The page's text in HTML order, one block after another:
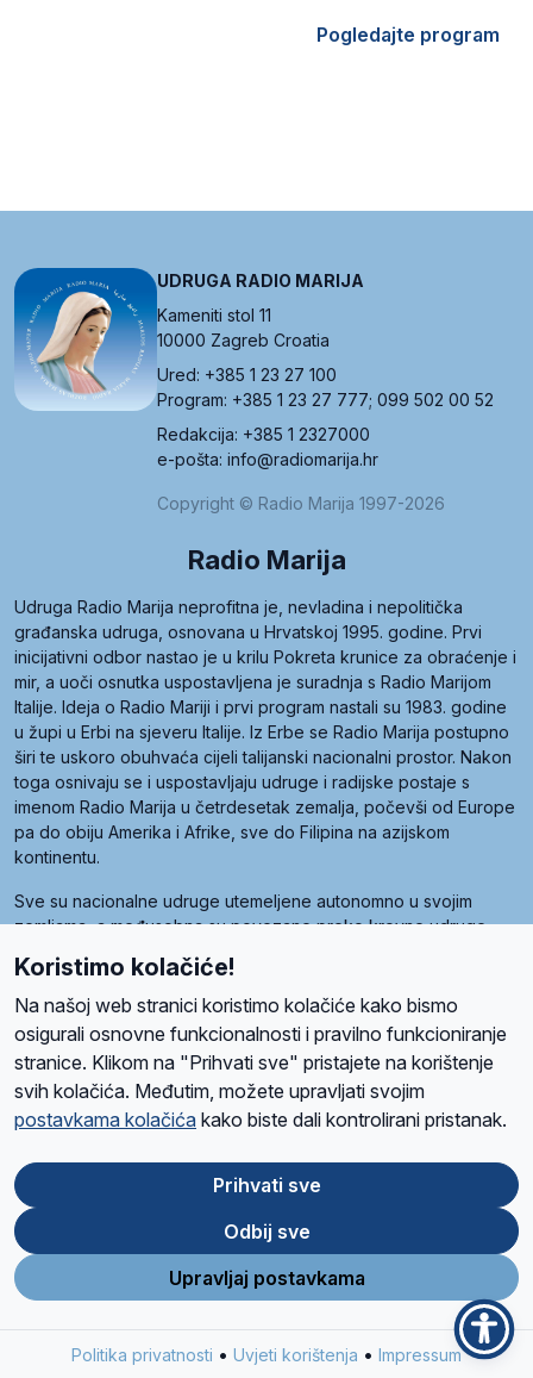
Pogledajte program
UDRUGA RADIO MARIJA
Kameniti stol 11
10000 Zagreb Croatia
Ured: +385 1 23 27 100
Program: +385 1 23 27 777; 099 502 00 52
Redakcija: +385 1 2327000
e-pošta: info@radiomarija.hr
Copyright © Radio Marija 1997-2026
Radio Marija
Udruga Radio Marija neprofitna je, nevladina i nepolitička
građanska udruga, osnovana u Hrvatskoj 1995. godine. Prvi
inicijativni odbor nastao je u krilu Pokreta krunice za obraćenje i
mir, a uoči osnutka uspostavljena je suradnja s Radio Marijom
Italije. Ideja o Radio Mariji i prvi program nastali su 1983. godine
u župi u Erbi na sjeveru Italije. Iz Erbe se Radio Marija postupno
širi te uskoro obuhvaća cijeli talijanski nacionalni prostor. Nakon
toga osnivaju se i uspostavljaju udruge i radijske postaje s
imenom Radio Marija u četrdesetak zemalja, počevši od Europe
pa do obiju Amerika i Afrike, sve do Filipina na azijskom
kontinentu.
Sve su nacionalne udruge utemeljene autonomno u svojim
zemljama, a međusobna su povezane preko krovne udruge
Radio Maria). Svjetsku obitelj utemeljilo je sedam članica, među
kojima je i hrvatska Udruga Radio Marija.
O namaRadio ProgramVolonteriPrijateljiKontaktPravila privatnosti
Ova stranica je zaštićena Google reCAPTCHA sustavom
Store
Google
Play
Koristimo kolačiće!
Na našoj web stranici koristimo kolačiće kako bismo
osigurali osnovne funkcionalnosti i pravilno funkcioniranje
stranice. Klikom na "Prihvati sve" pristajete na korištenje
svih kolačića. Međutim, možete upravljati svojim
postavkama kolačića kako biste dali kontrolirani pristanak.
Prihvati sve
Odbij sve
Upravljaj postavkama
Politika privatnosti • Uvjeti korištenja • Impressum